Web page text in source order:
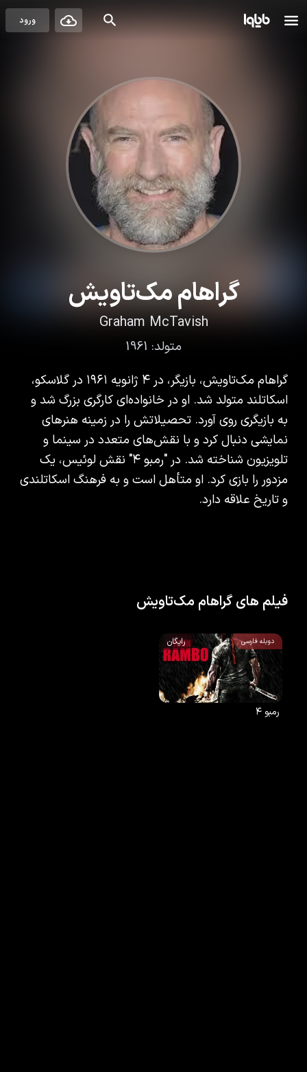
ورود
گراهام مک‌تاویش
Graham McTavish
متولد: 1961
گراهام مک‌تاویش، بازیگر، در ۴ ژانویه ۱۹۶۱ در گلاسکو،
اسکاتلند متولد شد. او در خانواده‌ای کارگری بزرگ شد و
به بازیگری روی آورد. تحصیلاتش را در زمینه هنرهای
نمایشی دنبال کرد و با نقش‌های متعدد در سینما و
تلویزیون شناخته شد. در "رمبو ۴" نقش لوئیس، یک
مزدور را بازی کرد. او متأهل است و به فرهنگ اسکاتلندی
و تاریخ علاقه دارد.
فیلم های گراهام مک‌تاویش
دوبله فارسی رایگان
رمبو ۴